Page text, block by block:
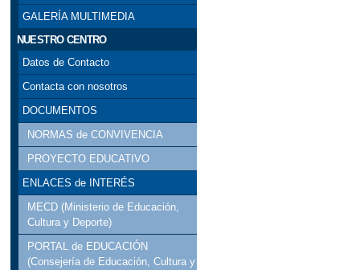
GALERÍA MULTIMEDIA
NUESTRO CENTRO
Datos de Contacto
Contacta con nosotros
DOCUMENTOS
NORMAS de CONVIVENCIA
PROYECTO EDUCATIVO
ENLACES de INTERÉS
MECD (Ministerio de Educación,
Cultura y Deporte)
PORTAL de EDUCACIÓN
(Consejería de Educación, Cultura y